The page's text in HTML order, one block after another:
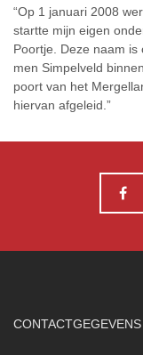
“Op 1 januari 2008
startte mijn eigen
Poortje. Deze naam
men Simpelveld
poort van het
hiervan afgeleid.”
CONTACTGEGEVENS